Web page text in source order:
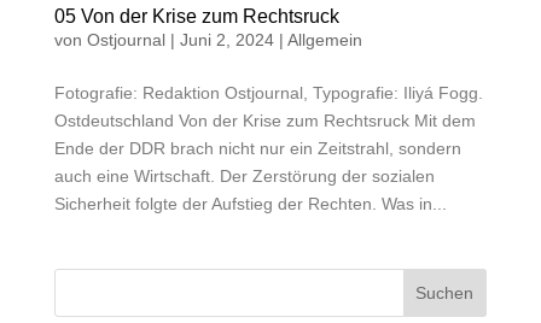
05 Von der Krise zum Rechtsruck
von Ostjournal| Juni 2, 2024| Allgemein
Fotografie: Redaktion Ostjournal, Typografie: Iliyá Fogg.
Ostdeutschland Von der Krise zum Rechtsruck Mit dem
Ende der DDR brach nicht nur ein Zeitstrahl, sondern
auch eine Wirtschaft. Der Zerstörung der sozialen
Sicherheit folgte der Aufstieg der Rechten. Was in...
Suchen